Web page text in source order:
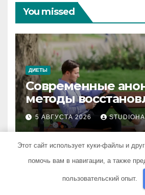
You missed
ДИЕТЫ
Современные
методы
при алкогольной
зависимости и
персональный
5 АВГУСТА 2026
Этот сайт использует куки-файлы и
помочь вам в навигации, а также
пользовательский опыт.